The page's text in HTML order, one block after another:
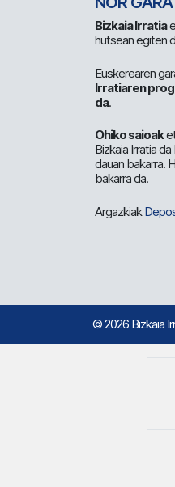
Bizkaia Irratia
hutsean egiten
Euskerearen
Irratiaren
da.
Ohiko saioak
Bizkaia Irratia
dauan bakarra.
bakarra da.
Argazkiak
© 2026 Bizkaia